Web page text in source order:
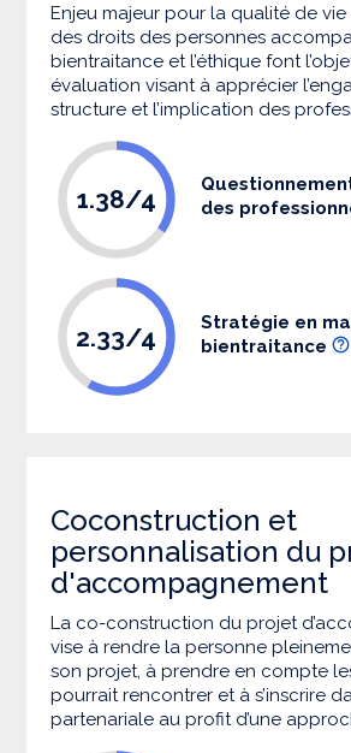
Enjeu majeur pour la qualité de
des droits des personnes
bientraitance et l’éthique font
évaluation visant à apprécier
structure et l’implication des
1.38/4
des
2.33/4
Stratégie en
bientraitance
Coconstruction et
personnalisation du
d'accompagnement
La co-construction du projet
vise à rendre la personne
son projet, à prendre en compte
pourrait rencontrer et à s’inscrire
partenariale au profit d’une